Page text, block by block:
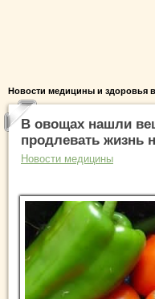
Новости медицины и здоровья
В овощах нашли
продлевать жизнь
Новости медицины